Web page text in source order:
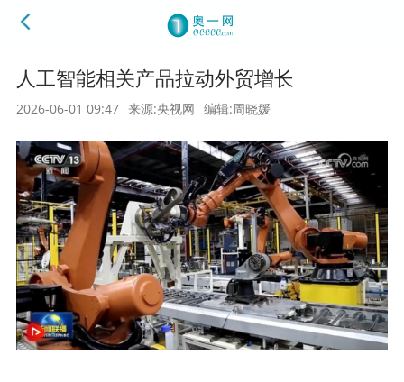
人工智能相关产品拉动外贸增长
2026-06-01 09:47 来源:央视网 编辑:周晓媛